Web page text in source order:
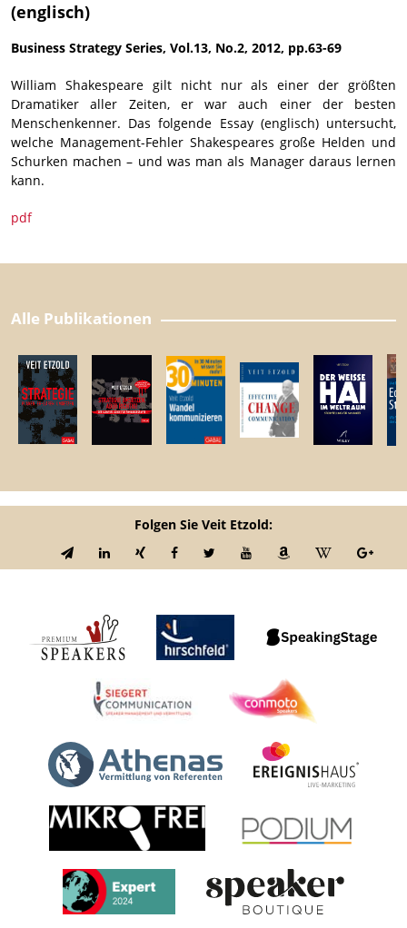
(englisch)
Business Strategy Series, Vol.13, No.2, 2012, pp.63-69
William Shakespeare gilt nicht nur als einer der größten
Dramatiker aller Zeiten, er war auch einer der besten
Menschenkenner. Das folgende Essay (englisch) untersucht,
welche Management-Fehler Shakespeares große Helden und
Schurken machen – und was man als Manager daraus lernen
kann.
pdf
Alle Publikationen
Folgen Sie Veit Etzold: